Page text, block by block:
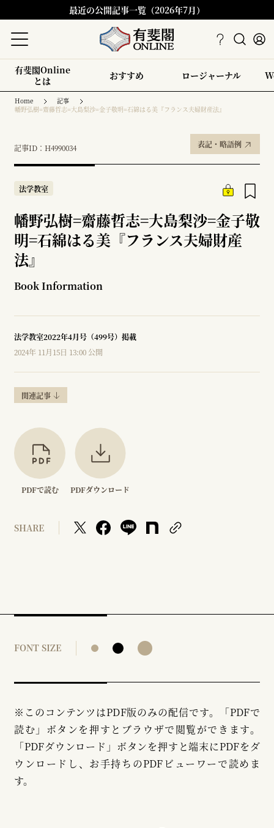
最近の公開記事一覧（2026年7月）
有斐閣Online
とは
おすすめ ロージャーナル
Home
記事
幡野弘樹=齋藤哲志=大島梨沙=金子敬明=石綿はる美『フランス夫婦財産法』
記事ID：H4990034 表記・略語例
法学教室
幡野弘樹=齋藤哲志=大島梨沙=金子敬
明=石綿はる美『フランス夫婦財産
法』
Book Information
法学教室2022年4月号（499号）掲載
2024年 11月15日 13:00 公開
関連記事
PDFで読む PDFダウンロード
SHARE
FONT SIZE
※このコンテンツはPDF版のみの配信です。「PDFで
読む」ボタンを押すとブラウザで閲覧ができます。
「PDFダウンロード」ボタンを押すと端末にPDFをダ
ウンロードし、お手持ちのPDFビューワーで読めま
す。